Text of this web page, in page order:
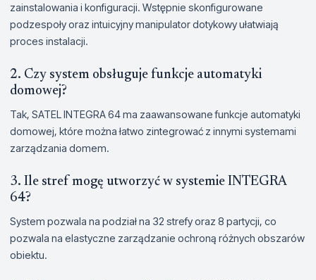
zainstalowania i konfiguracji. Wstępnie skonfigurowane
podzespoły oraz intuicyjny manipulator dotykowy ułatwiają
proces instalacji.
2. Czy system obsługuje funkcje automatyki
domowej?
Tak, SATEL INTEGRA 64 ma zaawansowane funkcje automatyki
domowej, które można łatwo zintegrować z innymi systemami
zarządzania domem.
3. Ile stref mogę utworzyć w systemie INTEGRA
64?
System pozwala na podział na 32 strefy oraz 8 partycji, co
pozwala na elastyczne zarządzanie ochroną różnych obszarów
obiektu.